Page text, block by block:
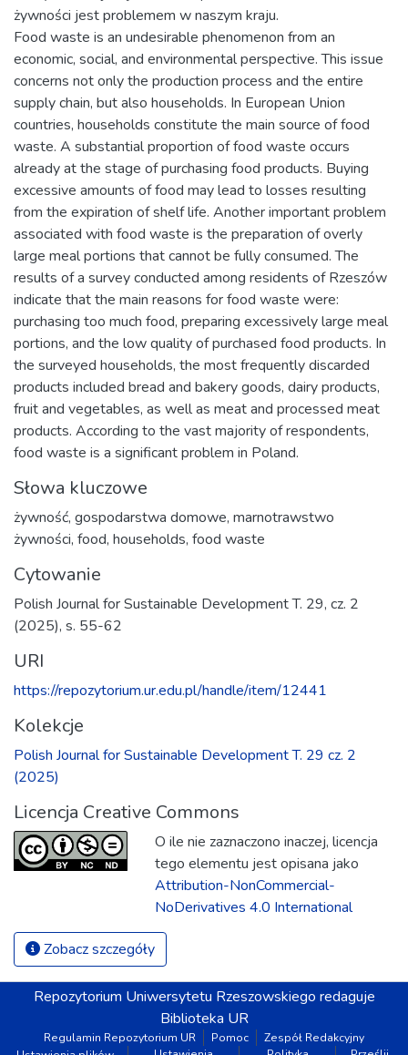
żywności jest problemem w naszym kraju.
Food waste is an undesirable phenomenon from an
economic, social, and environmental perspective. This issue
concerns not only the production process and the entire
supply chain, but also households. In European Union
countries, households constitute the main source of food
waste. A substantial proportion of food waste occurs
already at the stage of purchasing food products. Buying
excessive amounts of food may lead to losses resulting
from the expiration of shelf life. Another important problem
associated with food waste is the preparation of overly
large meal portions that cannot be fully consumed. The
results of a survey conducted among residents of Rzeszów
indicate that the main reasons for food waste were:
purchasing too much food, preparing excessively large meal
portions, and the low quality of purchased food products. In
the surveyed households, the most frequently discarded
products included bread and bakery goods, dairy products,
fruit and vegetables, as well as meat and processed meat
products. According to the vast majority of respondents,
food waste is a significant problem in Poland.
Słowa kluczowe
żywność, gospodarstwa domowe, marnotrawstwo
żywności, food, households, food waste
Cytowanie
Polish Journal for Sustainable Development T. 29, cz. 2
(2025), s. 55-62
URI
https://repozytorium.ur.edu.pl/handle/item/12441
Kolekcje
Polish Journal for Sustainable Development T. 29 cz. 2
(2025)
Licencja Creative Commons
O ile nie zaznaczono inaczej, licencja
tego elementu jest opisana jako
Attribution-NonCommercial-
NoDerivatives 4.0 International
Zobacz szczegóły
Repozytorium Uniwersytetu Rzeszowskiego redaguje
Biblioteka UR
Regulamin Repozytorium UR Pomoc
Zespół Redakcyjny